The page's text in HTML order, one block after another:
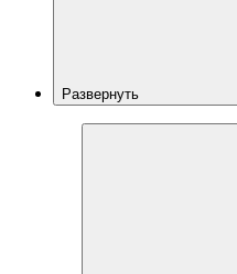
Развернуть